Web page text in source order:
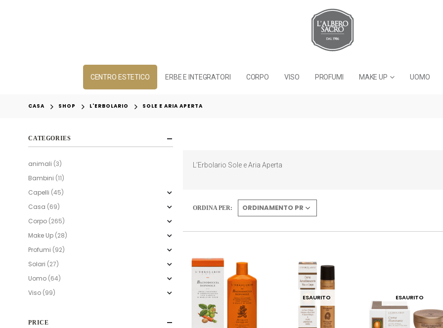
CENTRO ESTETICO ERBE E INTEGRATORI CORPO VISO PROFUMI MAKE UP UOMO
CASA SHOP L'ERBOLARIO SOLE E ARIA APERTA
L’Erbolario Sole e Aria Aperta
ORDINA PER:
ESAURITO ESAURITO
CATEGORIES
animali (3)
Bambini (11)
Capelli (45)
Casa (69)
Corpo (265)
Make Up (28)
Profumi (92)
Solari (27)
Uomo (64)
Viso (99)
PRICE